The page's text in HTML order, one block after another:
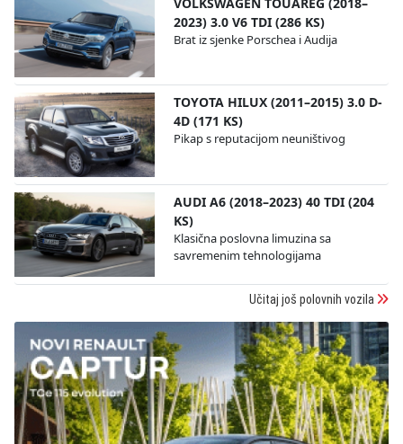
2023) 3.0 V6 TDI (286 KS)
Brat iz sjenke Porschea i Audija
TOYOTA HILUX (2011–2015) 3.0 D-
4D (171 KS)
Pikap s reputacijom neuništivog
AUDI A6 (2018–2023) 40 TDI (204
KS)
Klasična poslovna limuzina sa
savremenim tehnologijama
Učitaj još polovnih vozila